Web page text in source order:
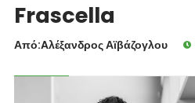
Frascella
Από:Aλέξανδρος Αϊβάζογλου